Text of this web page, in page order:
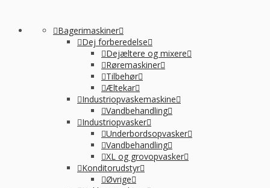
Bagerimaskiner
Dej forberedelse
Dejæltere og mixere
Røremaskiner
Tilbehør
Æltekar
Industriopvaskemaskine
Vandbehandling
Industriopvasker
Underbordsopvasker
Vandbehandling
XL og grovopvasker
Konditorudstyr
Øvrige